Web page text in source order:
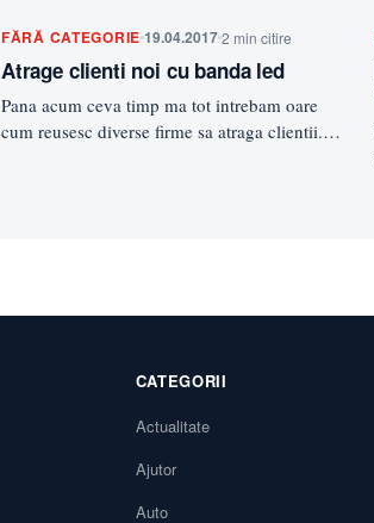
FĂRĂ CATEGORIE19.04.20172 min citire
Atrage clienti noi cu banda led
Pana acum ceva timp ma tot intrebam oare
cum reusesc diverse firme sa atraga clientii.
CATEGORII
Actualitate
Ajutor
Auto